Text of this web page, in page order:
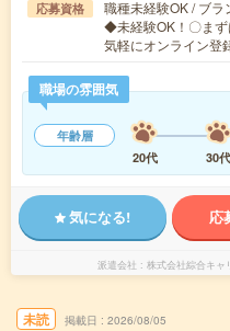
応募資格
職種未経験OK / ブ
◆未経験OK！〇まず
気軽にオンライン
職場の雰囲気
年齢層
20代
30代
気になる! 応
派遣会社 株式会社綜合キャ
未読 掲載日 2026/08/05